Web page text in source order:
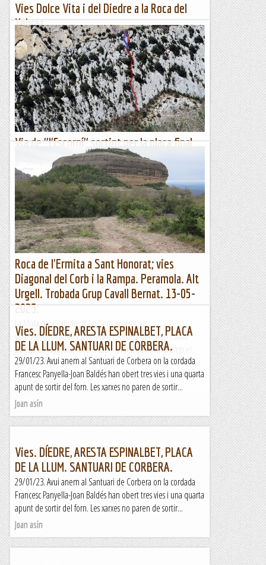
Vies Dolce Vita i del Diedre a la Roca del
Xebret.
"No són les millors vies de Montserrat però no estan
malament ", això em deia el company mentre miràvem de
reüll la paret que acabàvem d'escalar tot baixant de la Cova
de...
Bloc Empotrat
Via de "l'Escorpí" sortint per la placa final
de la Francesc Suñol + 10m variant dreta
Avui acompanyo al Joan Freixas a fer la via de l'Escorpí, amb
sortida final per la placa de la via Francesc Suñol, més uns
10m que allarguen l'escalada per la placa de la...
Sisbemessanapren
Roca de l'Ermita a Sant Honorat; vies
Diagonal del Corb i la Rampa. Peramola. Alt
Urgell. Trobada Grup Cavall Bernat. 13-05-
2023.
La Mola del Corb des d'on hem aparcat els
vehicles.Aprofitant la Trobada d'Escalada del Grup Cavall
Bernat a Peramola, hi fem cap. El temps és rúfol amb el
que...
Jaumegrimp 2
Vies. DÍEDRE, ARESTA ESPINALBET, PLACA
DE LA LLUM. SANTUARI DE CORBERA.
29/01/23. Avui anem al Santuari de Corbera on la cordada
Francesc Panyella-Joan Baldés han obert tres vies i una quarta
apunt de sortir del forn. Les xarxes no paren de sortir...
Joan asín
Vies. DÍEDRE, ARESTA ESPINALBET, PLACA
DE LA LLUM. SANTUARI DE CORBERA.
29/01/23. Avui anem al Santuari de Corbera on la cordada
Francesc Panyella-Joan Baldés han obert tres vies i una quarta
apunt de sortir del forn. Les xarxes no paren de sortir...
Joan asín